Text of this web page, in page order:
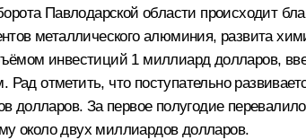
Павлодарской области происходит
металлического алюминия, развита
инвестиций 1 миллиард долларов,
Рад отметить, что поступательно
долларов. За первое полугодие
около двух миллиардов долларов.